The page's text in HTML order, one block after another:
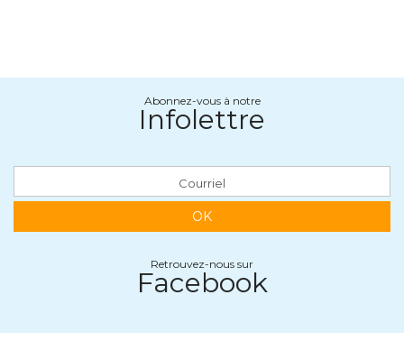
Abonnez-vous à notre
Infolettre
OK
Retrouvez-nous sur
Facebook